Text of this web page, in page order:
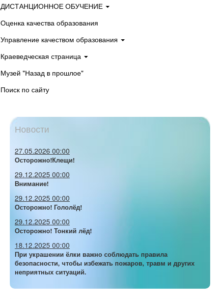
ДИСТАНЦИОННОЕ ОБУЧЕНИЕ
Оценка качества образования
Управление качеством образования
Краеведческая страница
Музей "Назад в прошлое"
Поиск по сайту
Новости
27.05.2026 00:00
Осторожно!Клещи!
29.12.2025 00:00
Внимание!
29.12.2025 00:00
Осторожно! Гололёд!
29.12.2025 00:00
Осторожно! Тонкий лёд!
18.12.2025 00:00
При украшении ёлки важно соблюдать правила
безопасности, чтобы избежать пожаров, травм и других
неприятных ситуаций.